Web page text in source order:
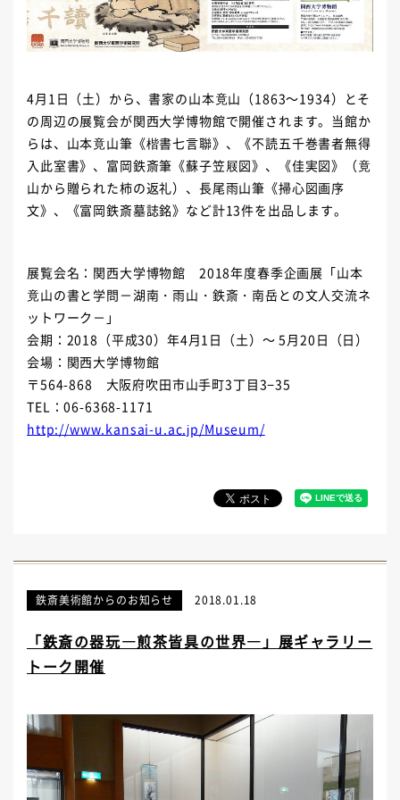
4月1日（土）から、書家の山本竟山（1863～1934）とそ
の周辺の展覧会が関西大学博物館で開催されます。当館か
らは、山本竟山筆《楷書七言聯》、《不読五千巻書者無得
入此室書》、富岡鉄斎筆《蘇子笠屐図》、《佳実図》（竟
山から贈られた柿の返礼）、長尾雨山筆《掃心図画序
文》、《富岡鉄斎墓誌銘》など計13件を出品します。
展覧会名：関西大学博物館 2018年度春季企画展「山本
竟山の書と学問－湖南・雨山・鉄斎・南岳との文人交流ネ
ットワーク－」
会期：2018（平成30）年4月1日（土）～ 5月20日（日）
会場：関西大学博物館
〒564-868 大阪府吹田市山手町3丁目3−35
TEL：06-6368-1171
http://www.kansai-u.ac.jp/Museum/
鉄斎美術館からのお知らせ 2018.01.18
「鉄斎の器玩―煎茶皆具の世界―」展ギャラリー
トーク開催